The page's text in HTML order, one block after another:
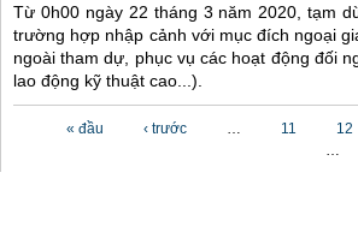
Từ 0h00 ngày 22 tháng 3 năm 2020, tạm
trường hợp nhập cảnh với mục đích ngoại
ngoài tham dự, phục vụ các hoạt động đối
lao động kỹ thuật cao...).
« đầu ‹ trước … 11 12
…